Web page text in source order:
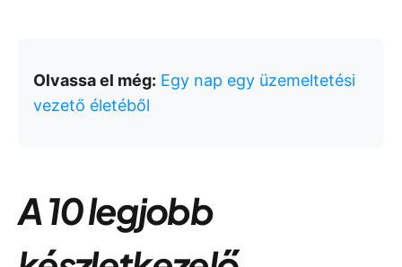
Olvassa el még: Egy nap egy üzemeltetési
vezető életéből
A 10 legjobb